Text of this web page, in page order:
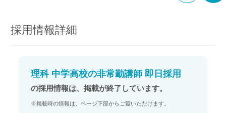
採用情報詳細
理科 中学高校の非常勤講師 即日採用
の採用情報は、掲載が終了しています。
※掲載時の情報は、ページ下部からご覧いただけます。